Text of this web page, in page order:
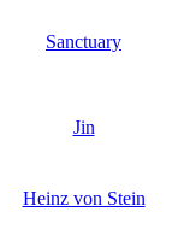
Sanctuary
Jin
Heinz von Stein